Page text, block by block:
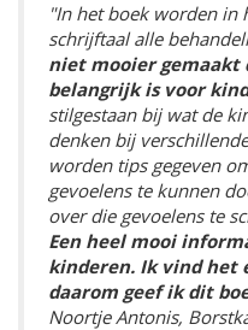
"In het boek worden in
schrijftaal alle
niet mooier gemaakt
belangrijk is voor
stilgestaan bij wat de
denken bij
worden tips gegeven
gevoelens te kunnen
over die gevoelens te
Een heel mooi
kinderen. Ik vind het
daarom geef ik dit
Noortje Antonis,